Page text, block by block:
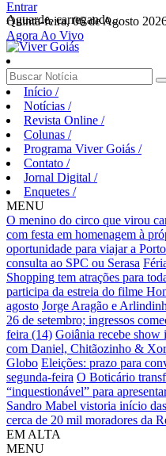
Aguarde, carregando...
Entrar
Quinta-feira, 06 de Agosto
Agora Ao Vivo
Início /
Notícias /
Revista Online /
Colunas /
Programa Viver Goiás /
Contato /
Jornal Digital /
Enquetes /
MENU
O menino do circo que virou
com festa em homenagem à
oportunidade para viajar a
consulta ao SPC ou Serasa
Shopping tem atrações para
participa da estreia do filme
agosto Jorge Aragão e
26 de setembro; ingressos
feira (14) Goiânia recebe show
com Daniel, Chitãozinho &
Globo Eleições: prazo para
segunda-feira O Boticário
“inquestionável” para
Sandro Mabel vistoria início
cerca de 20 mil moradores da
EM ALTA
MENU